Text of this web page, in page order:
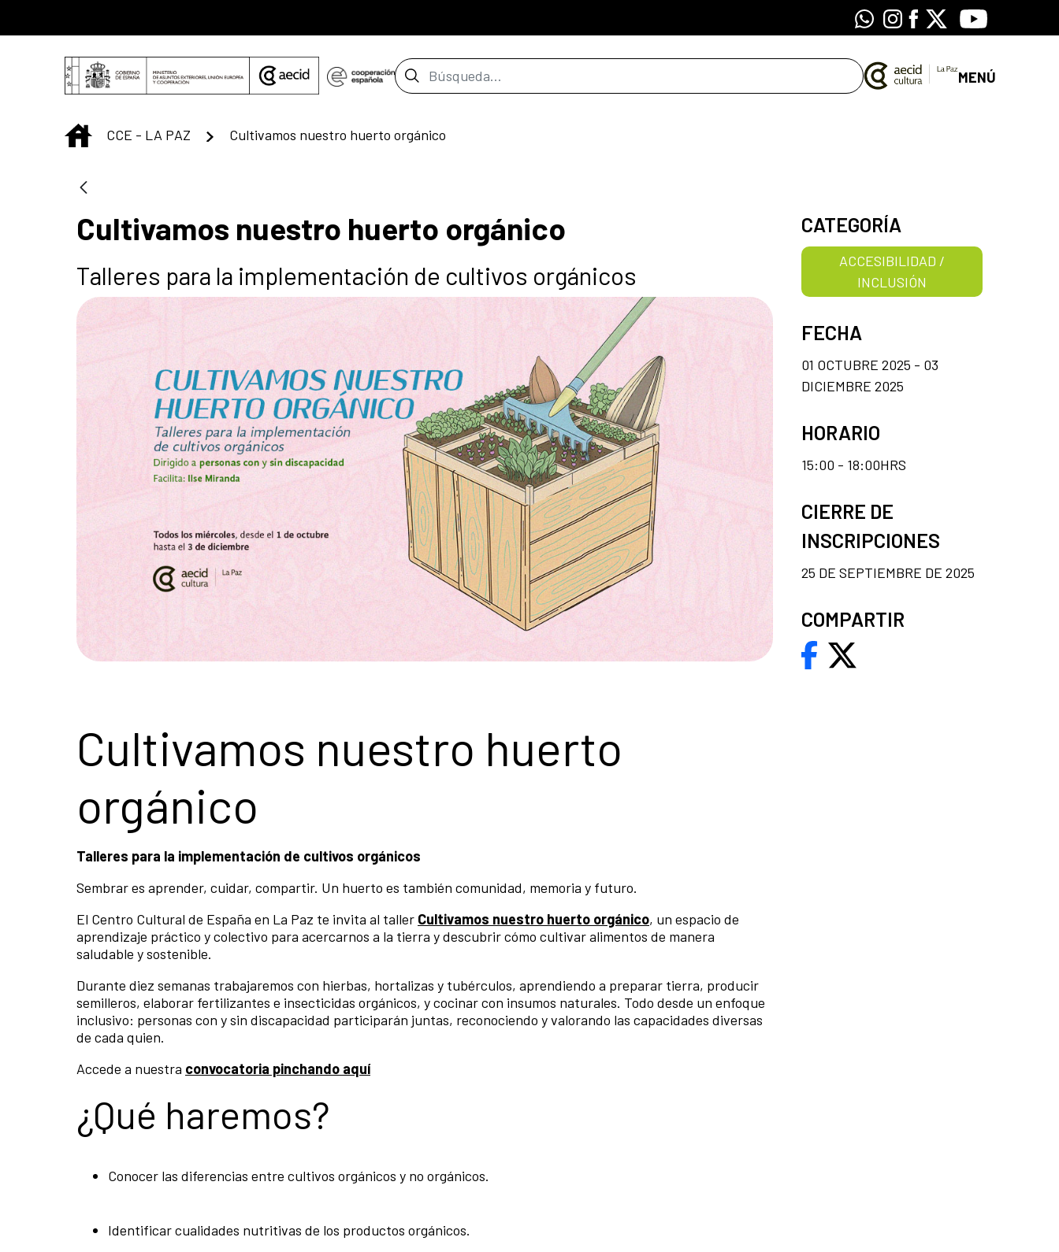
WhatsappInstagram
Facebook
X Youtube
Barra de búsqueda MENÚ
INICIO
CCE - LA PAZ Cultivamos nuestro huerto orgánico
Cultivamos nuestro huerto orgánico
Talleres para la implementación de cultivos orgánicos
Cultivamos nuestro huerto
orgánico
Talleres para la implementación de cultivos orgánicos
Sembrar es aprender, cuidar, compartir. Un huerto es también comunidad, memoria y futuro.
El Centro Cultural de España en La Paz te invita al taller Cultivamos nuestro huerto orgánico, un espacio de
aprendizaje práctico y colectivo para acercarnos a la tierra y descubrir cómo cultivar alimentos de manera
saludable y sostenible.
Durante diez semanas trabajaremos con hierbas, hortalizas y tubérculos, aprendiendo a preparar tierra, producir
semilleros, elaborar fertilizantes e insecticidas orgánicos, y cocinar con insumos naturales. Todo desde un enfoque
inclusivo: personas con y sin discapacidad participarán juntas, reconociendo y valorando las capacidades diversas
de cada quien.
Accede a nuestra convocatoria pinchando aquí
¿Qué haremos?
Conocer las diferencias entre cultivos orgánicos y no orgánicos.
Identificar cualidades nutritivas de los productos orgánicos.
CATEGORÍA
ACCESIBILIDAD /
INCLUSIÓN
FECHA
01 OCTUBRE 2025 - 03
DICIEMBRE 2025
HORARIO
15:00 - 18:00HRS
CIERRE DE
INSCRIPCIONES
25 DE SEPTIEMBRE DE 2025
COMPARTIR